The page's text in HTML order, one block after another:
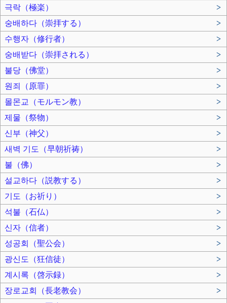
극락（極楽）
>
숭배하다（崇拝する）
>
수행자（修行者）
>
숭배받다（崇拝される）
>
불당（佛堂）
>
원죄（原罪）
>
몰몬교（モルモン教）
>
제물（祭物）
>
신부（神父）
>
새벽 기도（早朝祈祷）
>
불（佛）
>
설교하다（説教する）
>
기도（お祈り）
>
석불（石仏）
>
신자（信者）
>
성공회（聖公会）
>
광신도（狂信徒）
>
계시록（啓示録）
>
장로교회（長老教会）
>